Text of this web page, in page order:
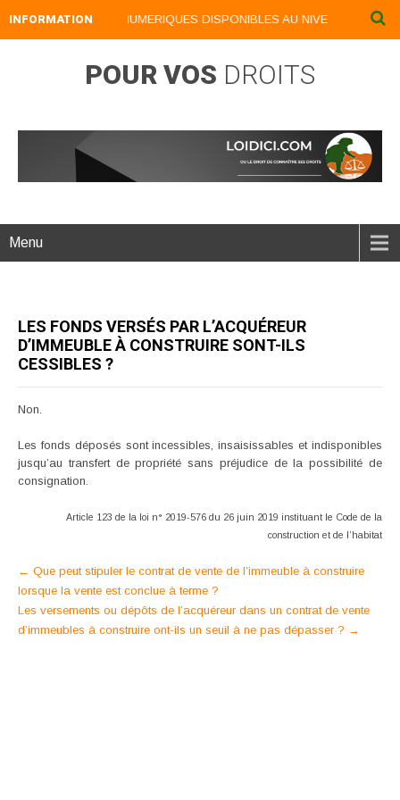
INFORMATION
NOS LIVRES NUMERIQUES DISPONIBLES AU NIVEAU DU
POUR VOS DROITS
Menu
LES FONDS VERSÉS PAR L’ACQUÉREUR
D’IMMEUBLE À CONSTRUIRE SONT-ILS
CESSIBLES ?
Non.
Les fonds déposés sont incessibles, insaisissables et indisponibles
jusqu’au transfert de propriété sans préjudice de la possibilité de
consignation.
Article 123 de la loi n° 2019-576 du 26 juin 2019 instituant le Code de la
construction et de l’habitat
Post
navigation
← Que peut stipuler le contrat de vente de l’immeuble à construire
lorsque la vente est conclue à terme ?
Les versements ou dépôts de l’acquéreur dans un contrat de vente
d’immeubles à construire ont-ils un seuil à ne pas dépasser ? →